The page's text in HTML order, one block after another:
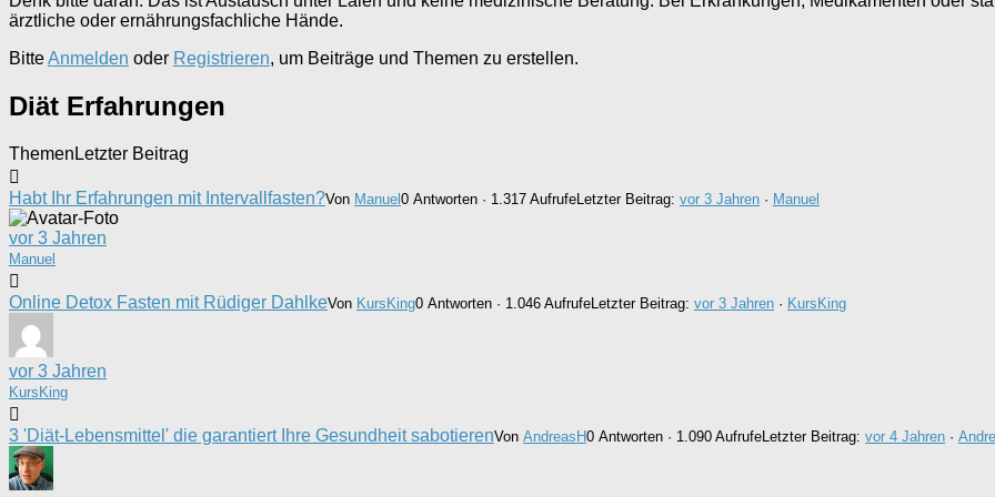
ärztliche oder ernährungsfachliche Hände.
BitteAnmelden oder Registrieren, um Beiträge und Themen zu erstellen.
Diät Erfahrungen
Themen Letzter Beitrag
Habt Ihr Erfahrungen mit Intervallfasten?Von Manuel0 Antworten · 1.317 AufrufeLetzter Beitrag: vor 3 Jahren · Manuel
vor 3 Jahren
Manuel
Online Detox Fasten mit Rüdiger DahlkeVon KursKing0 Antworten · 1.046 AufrufeLetzter Beitrag: vor 3 Jahren · KursKing
vor 3 Jahren
KursKing
3 'Diät-Lebensmittel' die garantiert Ihre Gesundheit sabotierenVon AndreasH0 Antworten · 1.090 AufrufeLetzter Beitrag: vor 4 Jahren ·